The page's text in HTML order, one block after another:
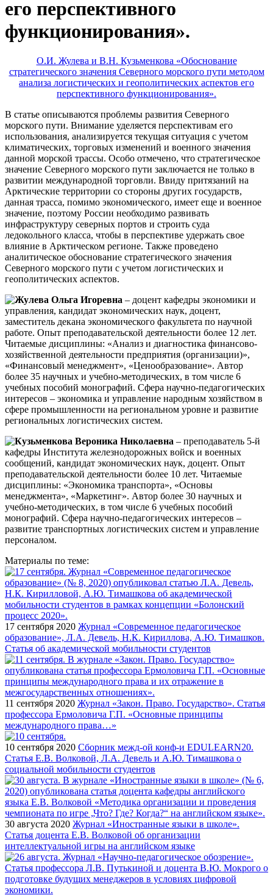
его перспективного
функционирования».
О.И. Жулева и В.Н. Кузьменкова «Обоснование
стратегического значения Северного морского пути методом
анализа логистических и геополитических аспектов его
перспективного функционирования».
В статье описываются проблемы развития Северного
морского пути. Внимание уделяется перспективам его
использования, анализируется текущая ситуация с учетом
климатических, торговых изменений и военного значения
данной морской трассы. Особо отмечено, что стратегическое
значение Северного морского пути заключается не только в
развитии международной торговли. Ввиду притязаний на
Арктические территории со стороны других государств,
данная трасса, помимо экономического, имеет еще и военное
значение, поэтому России необходимо развивать
инфраструктуру северных портов и строить суда
ледокольного класса, чтобы в перспективе удержать свое
влияние в Арктическом регионе. Также проведено
аналитическое обоснование стратегического значения
Северного морского пути с учетом логистических и
геополитических аспектов.
Жулева Ольга Игоревна – доцент кафедры экономики и
управления, кандидат экономических наук, доцент,
заместитель декана экономического факультета по научной
работе. Опыт преподавательской деятельности более 12 лет.
Читаемые дисциплины: «Анализ и диагностика финансово-
хозяйственной деятельности предприятия (организации)»,
«Финансовый менеджмент», «Ценообразование». Автор
более 35 научных и учебно-методических, в том числе 6
учебных пособий монографий. Сфера научно-педагогических
интересов – экономика и управление народным хозяйством в
сфере промышленности на региональном уровне и развитие
региональных логистических систем.
Кузьменкова Вероника Николаевна – преподаватель 5-й
кафедры Института железнодорожных войск и военных
сообщений, кандидат экономических наук, доцент. Опыт
преподавательской деятельности более 10 лет. Читаемые
дисциплины: «Экономика транспорта», «Основы
менеджмента», «Маркетинг». Автор более 30 научных и
учебно-методических, в том числе 6 учебных пособий
монографий. Сфера научно-педагогических интересов –
развитие транспортных логистических систем и управление
персоналом.
Материалы по теме:
17 сентября 2020 Журнал «Современное педагогическое
образование», Л.А. Девель, Н.К. Кириллова, А.Ю. Тимашков.
Статья об академической мобильности студентов
11 сентября 2020 Журнал «Закон. Право. Государство». Статья
профессора Ермоловича Г.П. «Основные принципы
международного права…»
10 сентября 2020 Сборник межд-ой конф-и EDULEARN20.
Статья Е.В. Волковой, Л.А. Девель и А.Ю. Тимашкова о
социальной мобильности студентов
30 августа 2020 Журнал «Иностранные языки в школе».
Статья доцента Е.В. Волковой об организации
интеллектуальной игры на английском языке